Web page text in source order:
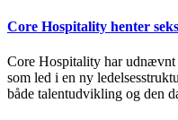
Core Hospitality henter
Core Hospitality har udnævnt
som led i en ny
både talentudvikling og den